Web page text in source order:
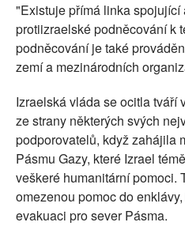
"Existuje přímá linka spojující
protiizraelské podněcování k
podněcování je také
zemí a mezinárodních
Izraelská vláda se ocitla tváří
ze strany některých svých
podporovatelů, když zahájila
Pásmu Gazy, které Izrael
veškeré humanitární pomoci.
omezenou pomoc do
evakuaci pro sever Pásma.